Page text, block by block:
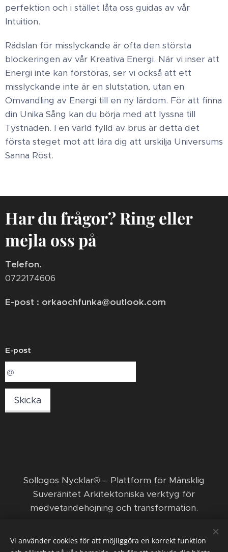
perfektion och i stället låta oss guidas av vår
Intuition.
Rädslan för misslyckande är ofta den största
blockeringen av vår Kreativa Energi. När vi inser att
Energi inte kan förstöras, ser vi också att ett
misslyckande inte är en slutstation, utan en
Omvandling av Energi till en ny lärdom. För att finna
din Unika Sång kan du börja med att lyssna till
Tystnaden. I en värld fylld av brus är detta det
första steget mot att lära dig att urskilja Universums
Sanna Röst.
Har du frågor? Ring eller
mejla oss på
Telefon.
0722174606
E-post : orkaochfunka@outlook.com
E-post
Skicka
​Sollogos Nycklar® – Plattform för Mänsklig
Suveränitet Arkitektoniska verktyg för
medvetandehöjning och transformation. ​
© 2026 Sollogos Nycklar ägs och förvaltas av den
ekonomiska föreningen Nya positiva framsteg med
Vi använder cookies för att möjliggöra en korrekt funktion